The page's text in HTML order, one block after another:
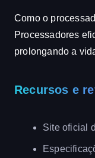
Como o
Processadores
prolongando a
Recursos e
Site oficial